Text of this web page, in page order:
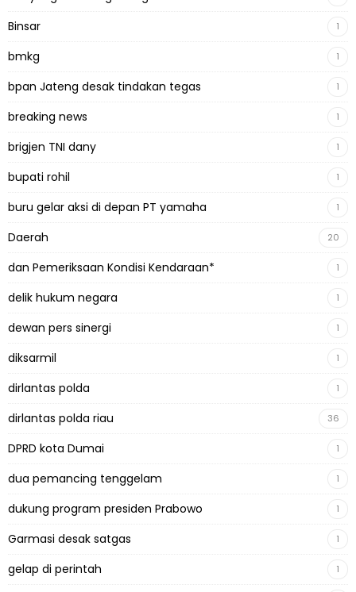
Binsar 1
bmkg 1
bpan Jateng desak tindakan tegas 1
breaking news 1
brigjen TNI dany 1
bupati rohil 1
buru gelar aksi di depan PT yamaha 1
Daerah 20
dan Pemeriksaan Kondisi Kendaraan* 1
delik hukum negara 1
dewan pers sinergi 1
diksarmil 1
dirlantas polda 1
dirlantas polda riau 36
DPRD kota Dumai 1
dua pemancing tenggelam 1
dukung program presiden Prabowo 1
Garmasi desak satgas 1
gelap di perintah 1